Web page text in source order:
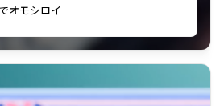
オモシロイ
ショーがアプリでもっと楽しめました